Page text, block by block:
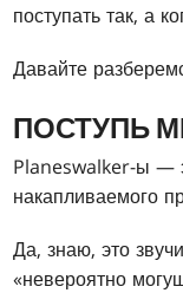
поступать так, а
Давайте
ПОСТУПЬ
Planeswalker-ы —
накапливаемого
Да, знаю, это
«невероятно